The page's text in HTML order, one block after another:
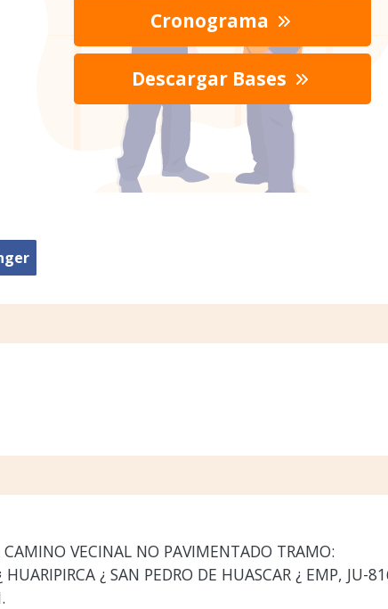
Cronograma
Descargar Bases
VECINAL NO PAVIMENTADO TRAMO:
¿ SAN PEDRO DE HUASCAR ¿ EMP, JU-